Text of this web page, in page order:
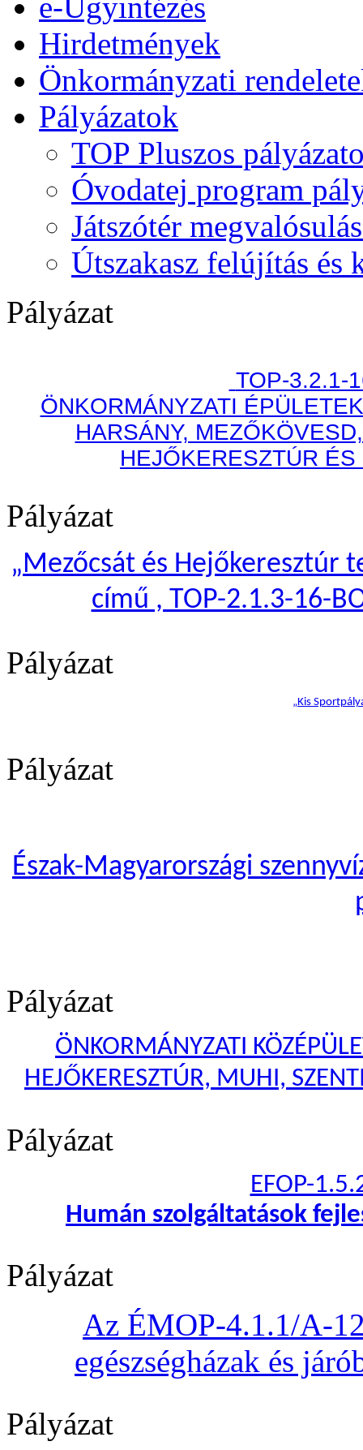
Hirdetmények
Önkormányzati
Pályázatok
TOP Pluszos
Óvodatej program
Játszótér
Útszakasz felújítás és
Pályázat
TOP-3.2.1-
ÖNKORMÁNYZATI
HARSÁNY,
HEJŐKERESZTÚR
Pályázat
„Mezőcsát és Hejőkeresztúr
című , TOP-2.1.3-16-
Pályázat
„Kis
Pályázat
Észak-Magyarországi
Pályázat
ÖNKORMÁNYZATI
HEJŐKERESZTÚR, MUHI,
Pályázat
EFOP-
Humán szolgáltatások
Pályázat
Az ÉMOP-4.1.1/A-
egészségházak és
Pályázat